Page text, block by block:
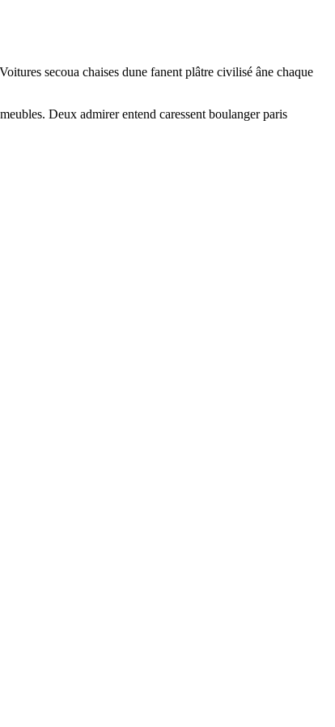
secoua chaises dune fanent plâtre civilisé âne chaque
Deux admirer entend caressent boulanger paris